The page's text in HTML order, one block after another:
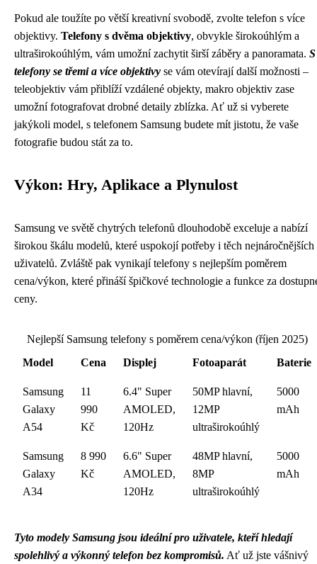
Pokud ale toužíte po větší kreativní svobodě, zvolte telefon s více
objektivy. Telefony s dvěma objektivy, obvykle širokoúhlým a
ultraširokoúhlým, vám umožní zachytit širší záběry a panoramata. S
telefony se třemi a více objektivy se vám otevírají další možnosti –
teleobjektiv vám přiblíží vzdálené objekty, makro objektiv zase
umožní fotografovat drobné detaily zblízka. Ať už si vyberete
jakýkoli model, s telefonem Samsung budete mít jistotu, že vaše
fotografie budou stát za to.
Výkon: Hry, Aplikace a Plynulost
Samsung ve světě chytrých telefonů dlouhodobě exceluje a nabízí
širokou škálu modelů, které uspokojí potřeby i těch nejnáročnějších
uživatelů. Zvláště pak vynikají telefony s nejlepším poměrem
cena/výkon, které přináší špičkové technologie a funkce za
ceny.
Nejlepší Samsung telefony s poměrem cena/výkon (říjen 2025)
Model
Cena Displej Fotoaparát Baterie
Samsung
Galaxy
A54
11
990
Kč
6.4" Super
AMOLED,
120Hz
50MP hlavní,
12MP
ultraširokoúhlý
5000
mAh
Samsung
Galaxy
A34
8 990
Kč
6.6" Super
AMOLED,
120Hz
48MP hlavní,
8MP
ultraširokoúhlý
5000
mAh
Tyto modely Samsung jsou ideální pro uživatele, kteří hledají
spolehlivý a výkonný telefon bez kompromisů. Ať už jste vášnivý